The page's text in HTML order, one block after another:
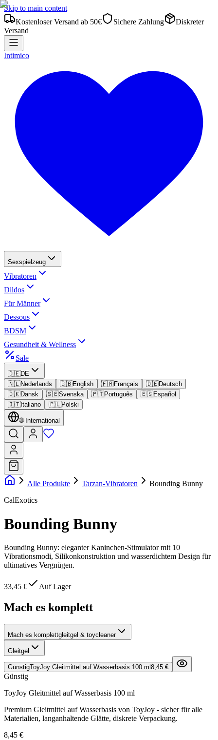
Skip to main content
Kostenloser Versand ab 50€
Sichere Zahlung
Diskreter
Versand
Intimico
Sexspielzeug
Vibratoren
Dildos
Für Männer
Dessous
BDSM
Gesundheit & Wellness
Sale
🇩🇪DE
🇳🇱Nederlands 🇬🇧English 🇫🇷Français 🇩🇪Deutsch
🇩🇰Dansk 🇸🇪Svenska 🇵🇹Português 🇪🇸Español
🇮🇹Italiano 🇵🇱Polski
🌐 International
Alle Produkte Tarzan-Vibratoren
Bounding Bunny
CalExotics
Bounding Bunny
Bounding Bunny: eleganter Kaninchen-Stimulator mit 10
Vibrationsmodi, Silikonkonstruktion und wasserdichtem Design für
ultimatives Vergnügen.
33,45 € Auf Lager
Mach es komplett
Mach es komplettgleitgel & toycleaner
Gleitgel
GünstigToyJoy Gleitmittel auf Wasserbasis 100 ml 8,45 €
Günstig
ToyJoy Gleitmittel auf Wasserbasis 100 ml
Premium Gleitmittel auf Wasserbasis von ToyJoy - sicher für alle
Materialien, langanhaltende Glätte, diskrete Verpackung.
8,45 €